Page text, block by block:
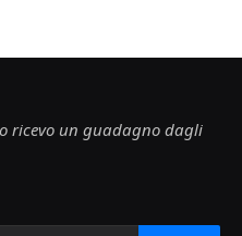
ricevo un guadagno dagli